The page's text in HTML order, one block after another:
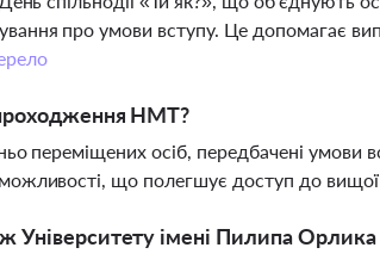
про умови вступу. Це допомагає
НМТ?
переміщених осіб, передбачені
що полегшує доступ до вищої
імені Пилипа Орлика